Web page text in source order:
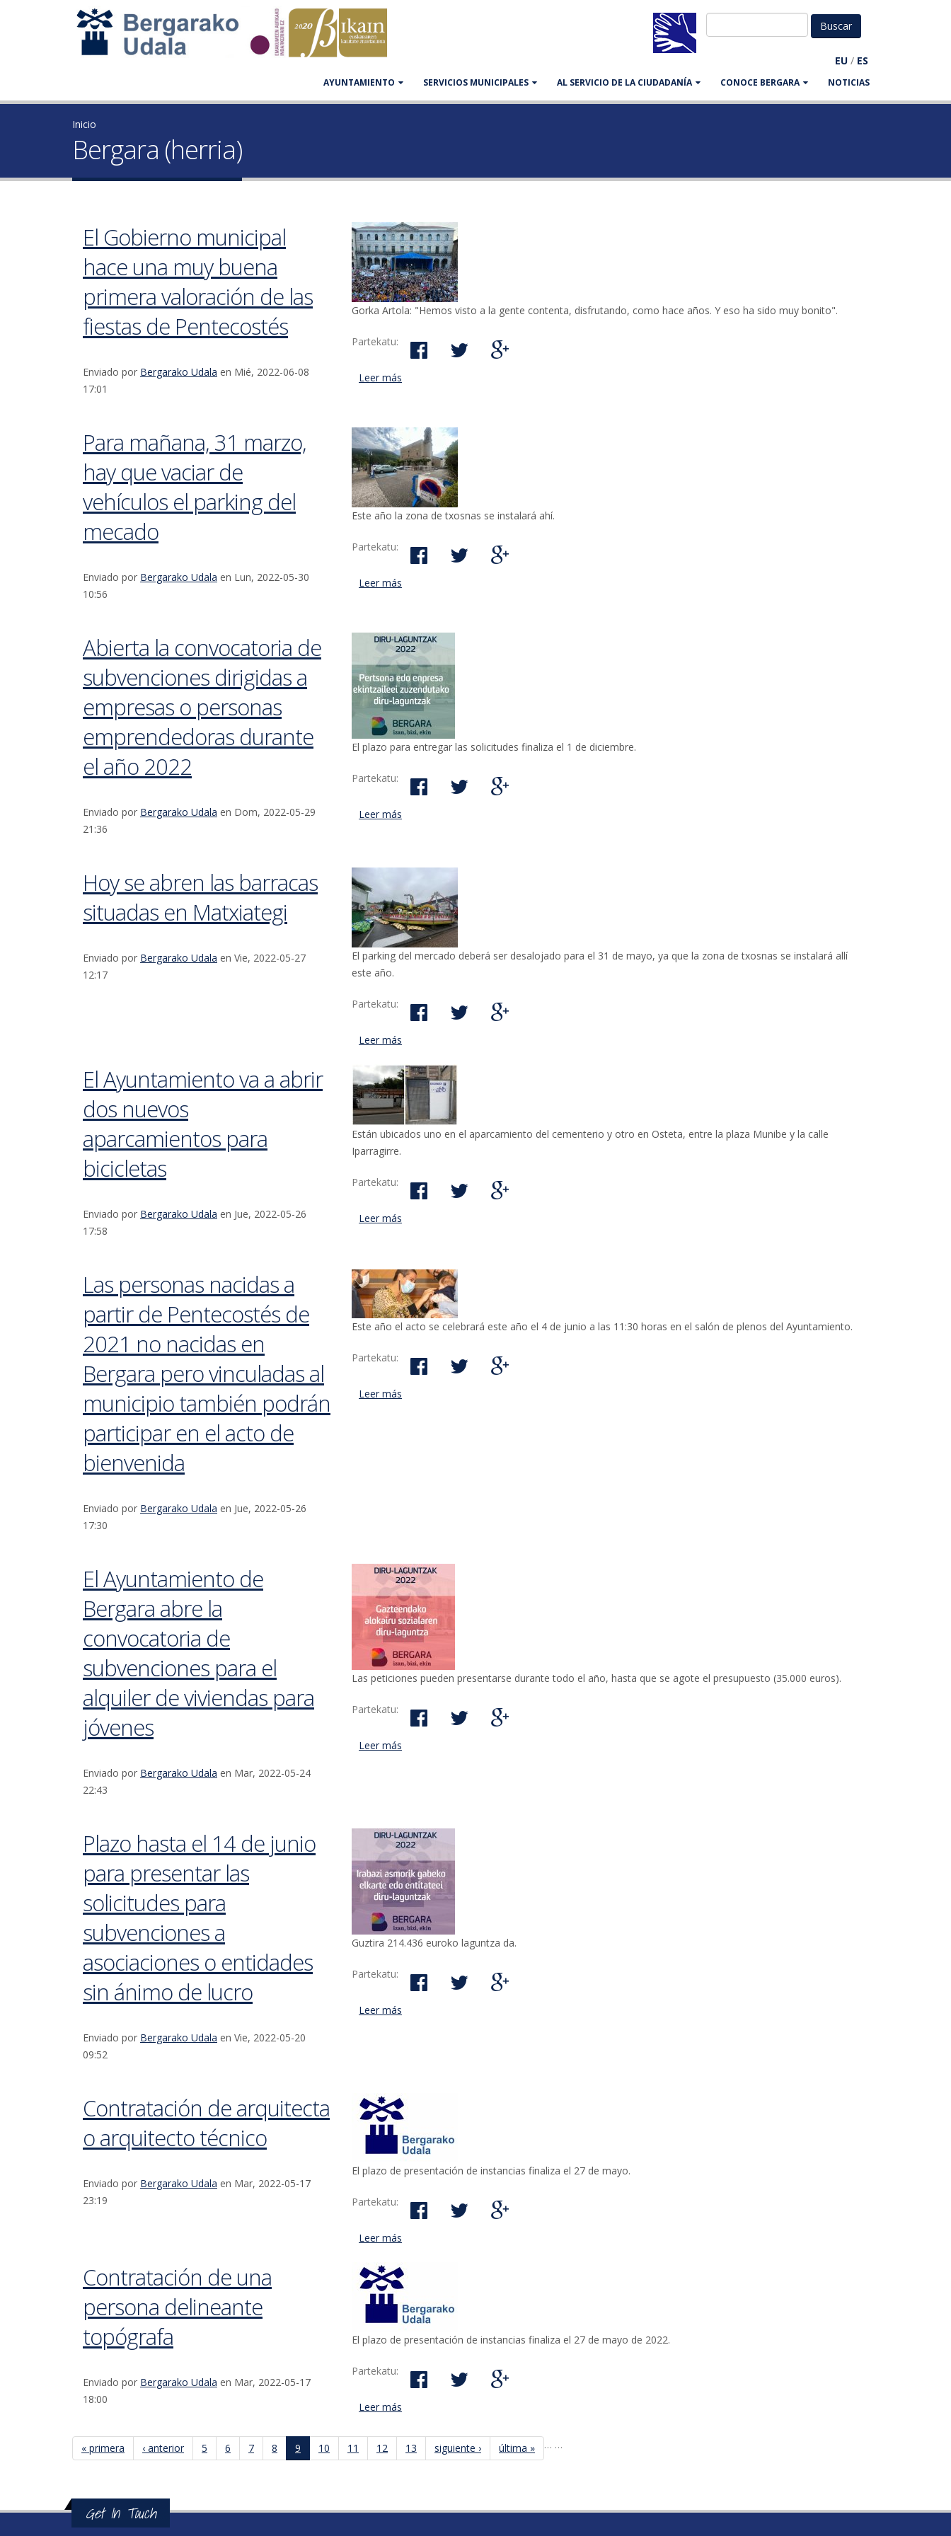
EU / ES
AYUNTAMIENTO SERVICIOS MUNICIPALES AL SERVICIO DE LA CIUDADANÍA CONOCE BERGARA NOTICIAS
Inicio
Bergara (herria)
El Gobierno municipal
hace una muy buena
primera valoración de las
fiestas de Pentecostés
Enviado por Bergarako Udala en Mié, 2022-06-08
17:01
Gorka Artola: "Hemos visto a la gente contenta, disfrutando, como hace años. Y eso ha sido muy bonito".
Partekatu:
Leer más
Para mañana, 31 marzo,
hay que vaciar de
vehículos el parking del
mecado
Enviado por Bergarako Udala en Lun, 2022-05-30
10:56
Este año la zona de txosnas se instalará ahí.
Partekatu:
Leer más
Abierta la convocatoria de
subvenciones dirigidas a
empresas o personas
emprendedoras durante
el año 2022
Enviado por Bergarako Udala en Dom, 2022-05-29
21:36
El plazo para entregar las solicitudes finaliza el 1 de diciembre.
Partekatu:
Leer más
Hoy se abren las barracas
situadas en Matxiategi
Enviado por Bergarako Udala en Vie, 2022-05-27
12:17
El parking del mercado deberá ser desalojado para el 31 de mayo, ya que la zona de txosnas se instalará allí
este año.
Partekatu:
Leer más
El Ayuntamiento va a abrir
dos nuevos
aparcamientos para
bicicletas
Enviado por Bergarako Udala en Jue, 2022-05-26
17:58
Están ubicados uno en el aparcamiento del cementerio y otro en Osteta, entre la plaza Munibe y la calle
Iparragirre.
Partekatu:
Leer más
Las personas nacidas a
partir de Pentecostés de
2021 no nacidas en
Bergara pero vinculadas al
municipio también podrán
participar en el acto de
bienvenida
Enviado por Bergarako Udala en Jue, 2022-05-26
17:30
Este año el acto se celebrará este año el 4 de junio a las 11:30 horas en el salón de plenos del Ayuntamiento.
Partekatu:
Leer más
El Ayuntamiento de
Bergara abre la
convocatoria de
subvenciones para el
alquiler de viviendas para
jóvenes
Enviado por Bergarako Udala en Mar, 2022-05-24
22:43
Las peticiones pueden presentarse durante todo el año, hasta que se agote el presupuesto (35.000 euros).
Partekatu:
Leer más
Plazo hasta el 14 de junio
para presentar las
solicitudes para
subvenciones a
asociaciones o entidades
sin ánimo de lucro
Enviado por Bergarako Udala en Vie, 2022-05-20
09:52
Guztira 214.436 euroko laguntza da.
Partekatu:
Leer más
Contratación de arquitecta
o arquitecto técnico
Enviado por Bergarako Udala en Mar, 2022-05-17
23:19
El plazo de presentación de instancias finaliza el 27 de mayo.
Partekatu:
Leer más
Contratación de una
persona delineante
topógrafa
Enviado por Bergarako Udala en Mar, 2022-05-17
18:00
El plazo de presentación de instancias finaliza el 27 de mayo de 2022.
Partekatu:
Leer más
« primera ‹ anterior …
5 6 7 8 9 10 11 12 13 …
siguiente › última »
Get In Touch